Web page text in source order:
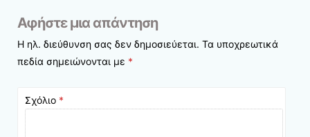
Αφήστε μια απάντηση
Η ηλ. διεύθυνση σας δεν δημοσιεύεται. Τα υποχρεωτικά
πεδία σημειώνονται με *
Σχόλιο *